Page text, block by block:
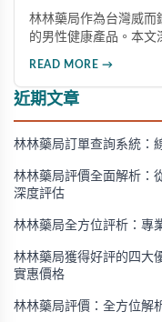
林林藥局作為台灣威而
的男性健康產品。本文
擇。
READ MORE →
近期文章
林林藥局訂單查詢系統：
林林藥局評價全面解析：
深度評估
林林藥局全方位評析：專
林林藥局獲得好評的四大
實惠價格
林林藥局評價：全方位解